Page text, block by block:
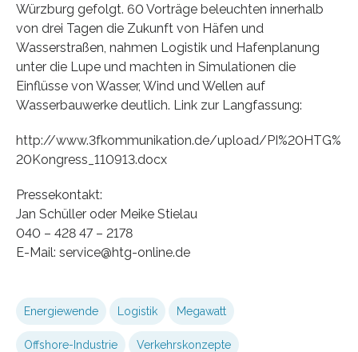
Würzburg gefolgt. 60 Vorträge beleuchten innerhalb
von drei Tagen die Zukunft von Häfen und
Wasserstraßen, nahmen Logistik und Hafenplanung
unter die Lupe und machten in Simulationen die
Einflüsse von Wasser, Wind und Wellen auf
Wasserbauwerke deutlich. Link zur Langfassung:
http://www.3fkommunikation.de/upload/PI%20HTG%
20Kongress_110913.docx
Pressekontakt:
Jan Schüller oder Meike Stielau
040 – 428 47 – 2178
E-Mail: service@htg-online.de
Energiewende Logistik Megawatt
Offshore-Industrie Verkehrskonzepte